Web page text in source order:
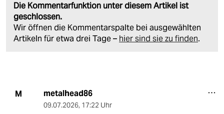
Die Kommentarfunktion unter diesem Artikel ist
geschlossen.
Wir öffnen die Kommentarspalte bei ausgewählten
Artikeln für etwa drei Tage – hier sind sie zu finden.
M metalhead86
09.07.2026, 17:22 Uhr